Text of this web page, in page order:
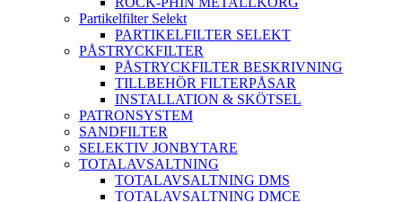
Partikelfilter Selekt
PARTIKELFILTER SELEKT
PÅSTRYCKFILTER
PÅSTRYCKFILTER BESKRIVNING
TILLBEHÖR FILTERPÅSAR
INSTALLATION & SKÖTSEL
PATRONSYSTEM
SANDFILTER
SELEKTIV JONBYTARE
TOTALAVSALTNING
TOTALAVSALTNING DMS
TOTALAVSALTNING DMCE